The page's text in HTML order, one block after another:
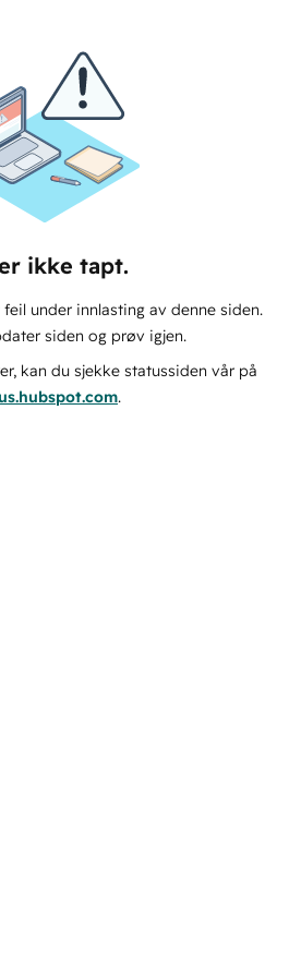
ikke tapt.
under innlasting av denne siden.
siden og prøv igjen.
kan du sjekke statussiden vår på
.